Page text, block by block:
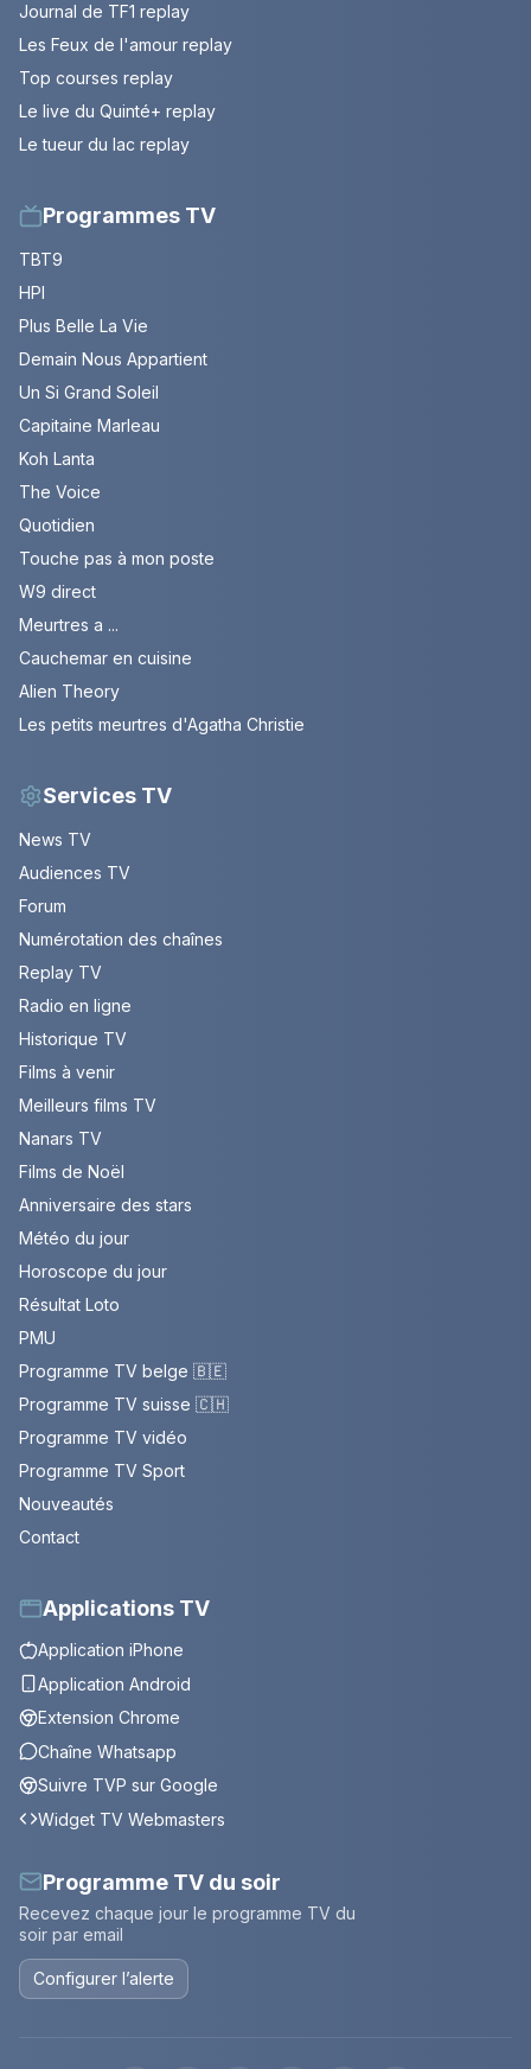
Journal de TF1 replay
Les Feux de l'amour replay
Top courses replay
Le live du Quinté+ replay
Le tueur du lac replay
Programmes TV
TBT9
HPI
Plus Belle La Vie
Demain Nous Appartient
Un Si Grand Soleil
Capitaine Marleau
Koh Lanta
The Voice
Quotidien
Touche pas à mon poste
W9 direct
Meurtres a ...
Cauchemar en cuisine
Alien Theory
Les petits meurtres d'Agatha Christie
Services TV
News TV
Audiences TV
Forum
Numérotation des chaînes
Replay TV
Radio en ligne
Historique TV
Films à venir
Meilleurs films TV
Nanars TV
Films de Noël
Anniversaire des stars
Météo du jour
Horoscope du jour
Résultat Loto
PMU
Programme TV belge 🇧🇪
Programme TV suisse 🇨🇭
Programme TV vidéo
Programme TV Sport
Nouveautés
Contact
Applications TV
Application iPhone
Application Android
Extension Chrome
Chaîne Whatsapp
Suivre TVP sur Google
Widget TV Webmasters
Programme TV du soir
Recevez chaque jour le programme TV du
soir par email
Configurer l’alerte